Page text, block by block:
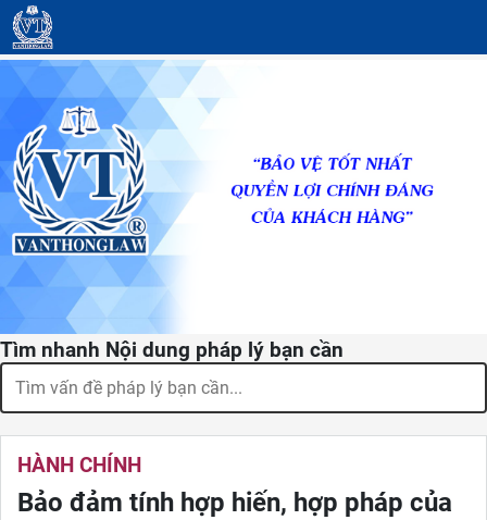
Tìm nhanh Nội dung pháp lý bạn cần
HÀNH CHÍNH
Bảo đảm tính hợp hiến, hợp pháp của